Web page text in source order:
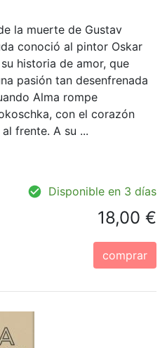
la muerte de Gustav
conoció al pintor Oskar
historia de amor, que
pasión tan desenfrenada
Alma rompe
con el corazón
frente. A su ...
Disponible en 3 días
18,00 €
comprar